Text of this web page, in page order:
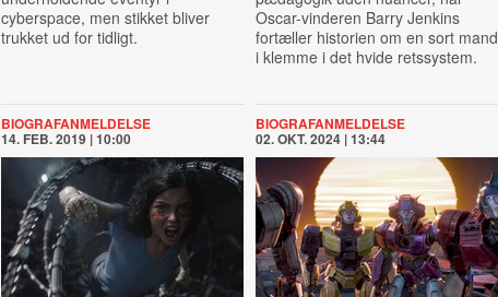
cyberspace, men stikket bliver
trukket ud for tidligt.
Oscar-vinderen Barry Jenkins
fortæller historien om en sort mand
i klemme i det hvide retssystem.
BIOGRAFANMELDELSE
14. FEB. 2019 | 10:00
BIOGRAFANMELDELSE
02. OKT. 2024 | 13:44